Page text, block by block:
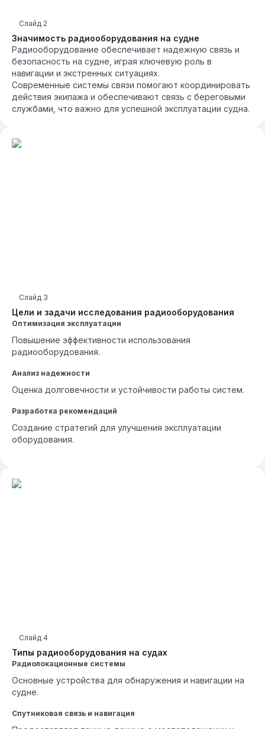
Значимость радиооборудования на судне
Слайд 2
Радиооборудование обеспечивает надежную связь и
безопасность на судне, играя ключевую роль в
навигации и экстренных ситуациях.
Современные системы связи помогают координировать
действия экипажа и обеспечивают связь с береговыми
службами, что важно для успешной эксплуатации судна.
Цели и задачи исследования радиооборудования
Слайд 3
Оптимизация эксплуатации
Повышение эффективности использования
радиооборудования.
Анализ надежности
Оценка долговечности и устойчивости работы систем.
Разработка рекомендаций
Создание стратегий для улучшения эксплуатации
оборудования.
Типы радиооборудования на судах
Слайд 4
Радиолокационные системы
Основные устройства для обнаружения и навигации на
судне.
Спутниковая связь и навигация